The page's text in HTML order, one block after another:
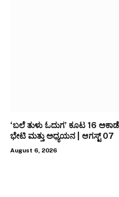
‘ಬಲೆ ತುಳು ಓದುಗ’ ಕೂಟ 16
ಭೇಟಿ ಮತ್ತು ಅಧ್ಯಯನ | ಆಗಸ್ಟ್ 07
August 6, 2026